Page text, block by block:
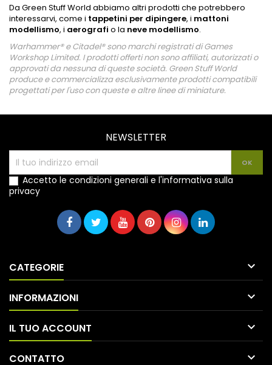
Da Green Stuff World abbiamo altri prodotti che potrebbero
interessarvi, come i tappetini per dipingere, i mattoni
modellismo, i aerografi o la neve modellismo.
Warhammer® e Citadel® sono marchi registrati di Games
Workshop Limited. I prodotti offerti non sono affiliati, autorizzati o
approvati da nessuna di queste società. Green Stuff World
produce e commercializza esclusivamente prodotti compatibili
progettati per l'uso con queste e altre linee di miniature.
NEWSLETTER
Accetto le condizioni generali e l'informativa sulla
privacy
CATEGORIE 
INFORMAZIONI 
IL TUO ACCOUNT 
CONTATTO 